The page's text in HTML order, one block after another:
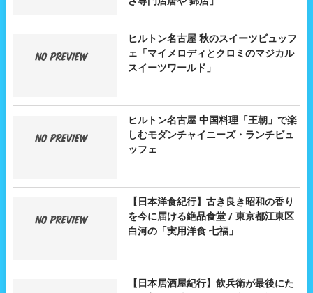
ヒルトン名古屋 秋のスイーツビュッフ
ェ「マイメロディとクロミのマジカル
スイーツワールド」
ヒルトン名古屋 中国料理「王朝」で楽
しむモダンチャイニーズ・ランチビュ
ッフェ
【日本洋食紀行】古き良き昭和の香り
を今に届ける絶品食堂 / 東京都江東区
白河の「実用洋食 七福」
【日本居酒屋紀行】飲兵衛が最後にた